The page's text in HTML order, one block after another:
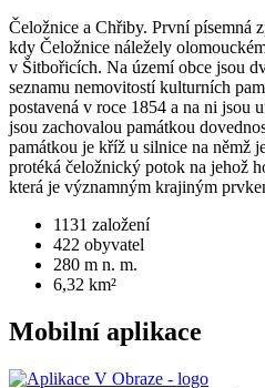
Čeložnice a Chřiby. První písemná
kdy Čeložnice náležely
v Šitbořicích. Na území obce jsou
seznamu nemovitostí kulturních
postavená v roce 1854 a na ni jsou
jsou zachovalou památkou
památkou je kříž u silnice na němž
protéká čeložnický potok na jehož
která je významným krajiným
1131 založení
422 obyvatel
280 m n. m.
6,32 km²
Mobilní aplikace